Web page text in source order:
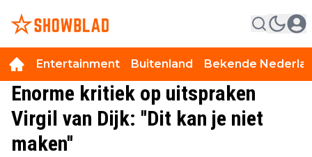
Entertainment Buitenland Bekende
Enorme kritiek op uitspraken
Virgil van Dijk: ''Dit kan je niet
maken''